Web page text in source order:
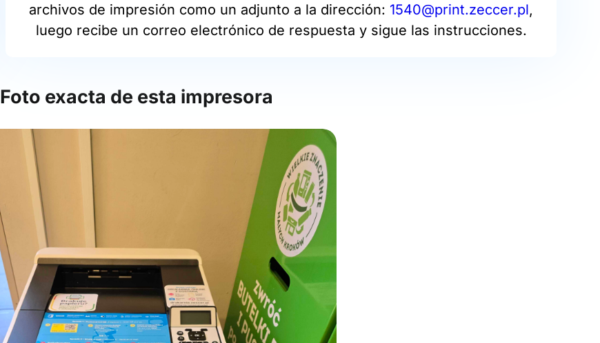
archivos de impresión como un adjunto a la dirección: 1540@print.zeccer.pl,
luego recibe un correo electrónico de respuesta y sigue las instrucciones.
Foto exacta de esta impresora